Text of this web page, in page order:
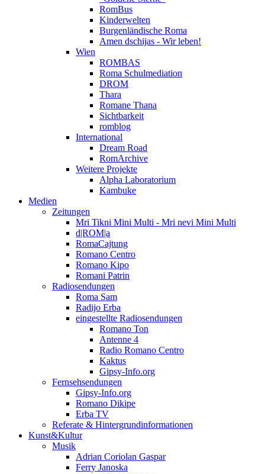
RomBus
Kinderwelten
Burgenländische Roma
Amen dschijas - Wir leben!
Wien
ROMBAS
Roma Schulmediation
DROM
Thara
Romane Thana
Sichtbarkeit
romblog
International
Dream Road
RomArchive
Weitere Projekte
Alpha Laboratorium
Kambuke
Medien
Zeitungen
Mri Tikni Mini Multi - Mri nevi Mini Multi
d|ROM|a
RomaCajtung
Romano Centro
Romano Kipo
Romani Patrin
Radiosendungen
Roma Sam
Radijo Erba
eingestellte Radiosendungen
Romano Ton
Antenne 4
Radio Romano Centro
Kaktus
Gipsy-Info.org
Fernsehsendungen
Gipsy-Info.org
Romano Dikipe
Erba TV
Referate & Hintergrundinformationen
Kunst&Kultur
Musik
Adrian Coriolan Gaspar
Ferry Janoska